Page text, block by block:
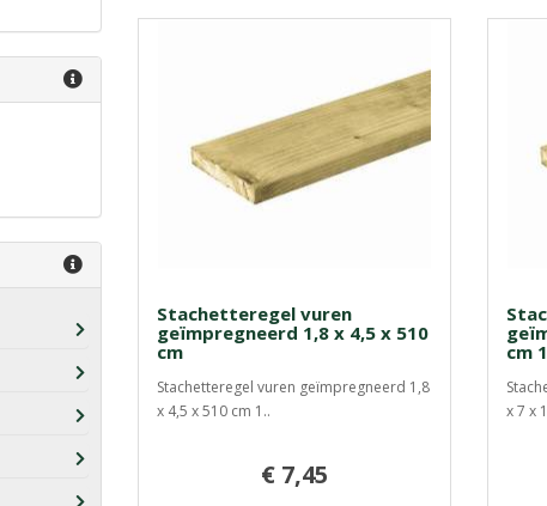
Stachetteregel vuren
geïmpregneerd 1,8 x 4,5 x 510
cm
Stachetteregel vuren geïmpregneerd 1,8
x 4,5 x 510 cm 1..
€ 7,45
cm
x 7 x